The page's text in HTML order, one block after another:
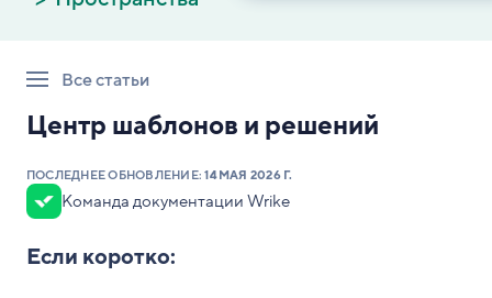
Все статьи
Центр шаблонов и решений
ПОСЛЕДНЕЕ ОБНОВЛЕНИЕ:14 МАЯ 2026 Г.
Команда документации Wrike
Если коротко: